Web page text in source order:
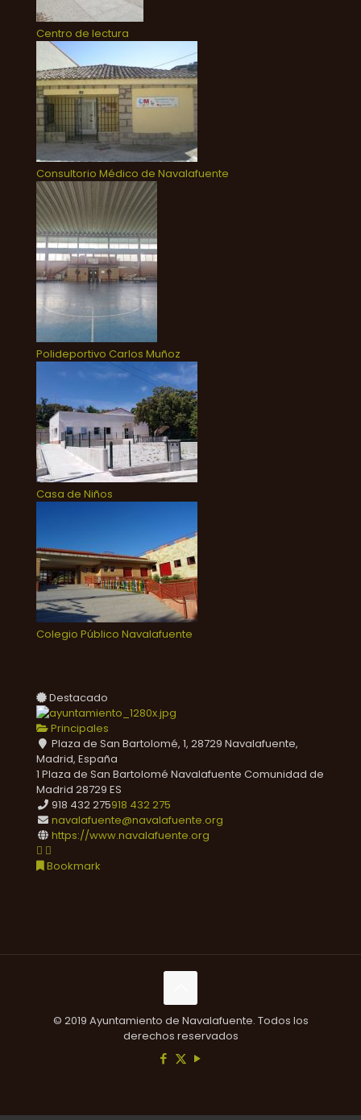
Centro de lectura
Consultorio Médico de Navalafuente
Polideportivo Carlos Muñoz
Casa de Niños
Colegio Público Navalafuente
Destacado
Principales
Plaza de San Bartolomé, 1, 28729 Navalafuente,
Madrid, España
1 Plaza de San Bartolomé Navalafuente Comunidad de
Madrid 28729 ES
918 432 275918 432 275
navalafuente@navalafuente.org
https://www.navalafuente.org
Bookmark
© 2019 Ayuntamiento de Navalafuente. Todos los
derechos reservados